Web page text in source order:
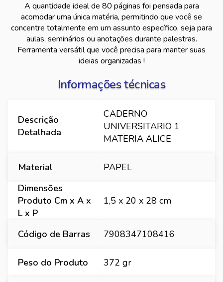
A quantidade ideal de 80 páginas foi pensada para
acomodar uma única matéria, permitindo que você se
concentre totalmente em um assunto específico, seja para
aulas, seminários ou anotações durante palestras.
Ferramenta versátil que você precisa para manter suas
ideias organizadas !
Informações técnicas
Descrição
Detalhada
CADERNO
UNIVERSITARIO 1
MATERIA ALICE
Material
PAPEL
Dimensões
Produto Cm x A x
L x P
1,5 x 20 x 28 cm
Código de Barras 7908347108416
Peso do Produto 372 gr